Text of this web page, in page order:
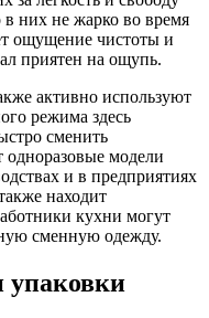
них не жарко во время
ощущение чистоты и
приятен на ощупь.
активно используют
режима здесь
сменить
одноразовые модели
и в предприятиях
находит
кухни могут
сменную одежду.
упаковки